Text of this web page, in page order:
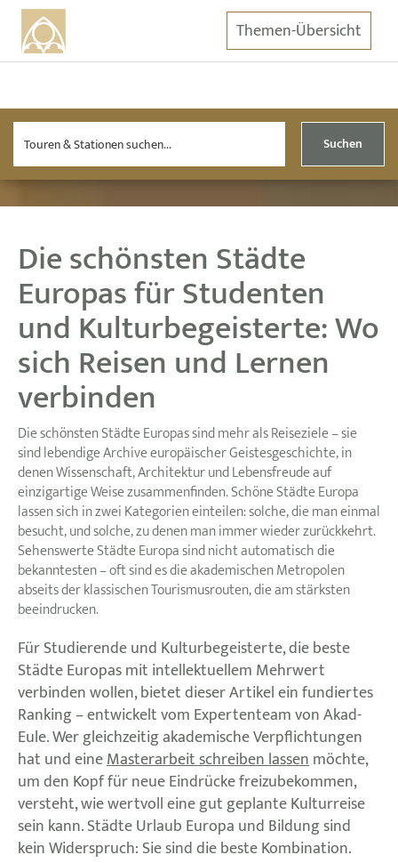
Themen-Übersicht
Suchen
Die schönsten Städte
Europas für Studenten
und Kulturbegeisterte: Wo
sich Reisen und Lernen
verbinden
Die schönsten Städte Europas sind mehr als Reiseziele – sie
sind lebendige Archive europäischer Geistesgeschichte, in
denen Wissenschaft, Architektur und Lebensfreude auf
einzigartige Weise zusammenfinden. Schöne Städte Europa
lassen sich in zwei Kategorien einteilen: solche, die man einmal
besucht, und solche, zu denen man immer wieder zurückkehrt.
Sehenswerte Städte Europa sind nicht automatisch die
bekanntesten – oft sind es die akademischen Metropolen
abseits der klassischen Tourismusrouten, die am stärksten
beeindrucken.
Für Studierende und Kulturbegeisterte, die beste
Städte Europas mit intellektuellem Mehrwert
verbinden wollen, bietet dieser Artikel ein fundiertes
Ranking – entwickelt vom Expertenteam von Akad-
Eule. Wer gleichzeitig akademische Verpflichtungen
hat und eineMasterarbeit schreiben lassenmöchte,
um den Kopf für neue Eindrücke freizubekommen,
versteht, wie wertvoll eine gut geplante Kulturreise
sein kann. Städte Urlaub Europa und Bildung sind
kein Widerspruch: Sie sind die beste Kombination.